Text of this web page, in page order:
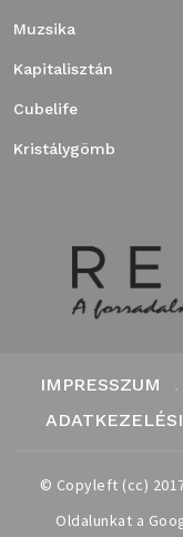
Muzsika
Kapitalisztán
Cubelife
Kristálygömb
IMPRESSZUM
© Copyleft (cc)
Oldalunkat a